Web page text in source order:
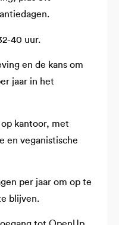
40 uur.
en de kans om
jaar in het
kantoor, met
en veganistische
per jaar om op te
blijven.